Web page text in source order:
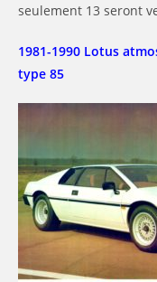
seulement 13 seront
1981-1990 Lotus
type 85